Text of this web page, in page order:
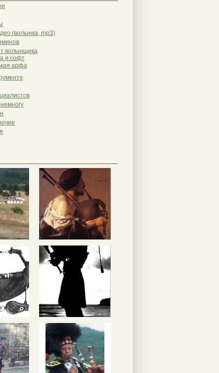
(волынка, mp3)
волынщика
и софт
арфа